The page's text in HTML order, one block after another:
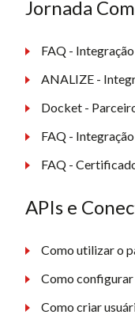
Jornada
FAQ -
ANALIZE -
Docket -
FAQ -
FAQ -
APIs e
Como utilizar o
Como configurar
Como criar